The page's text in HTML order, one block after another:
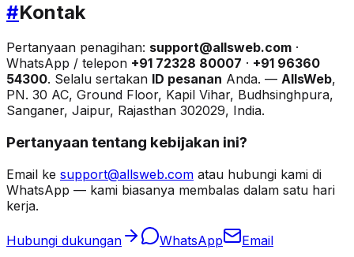
#Kontak
Pertanyaan penagihan: support@allsweb.com ·
WhatsApp / telepon +91 72328 80007 · +91 96360
54300. Selalu sertakan ID pesanan Anda. — AllsWeb,
PN. 30 AC, Ground Floor, Kapil Vihar, Budhsinghpura,
Sanganer, Jaipur, Rajasthan 302029, India.
Pertanyaan tentang kebijakan ini?
Email ke support@allsweb.com atau hubungi kami di
WhatsApp — kami biasanya membalas dalam satu hari
kerja.
Hubungi dukungan WhatsApp
Email